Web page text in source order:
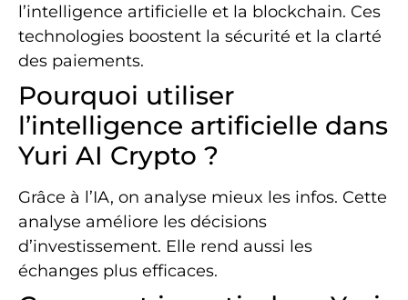
l’intelligence artificielle et la blockchain. Ces
technologies boostent la sécurité et la clarté
des paiements.
Pourquoi utiliser
l’intelligence artificielle dans
Yuri AI Crypto ?
Grâce à l’IA, on analyse mieux les infos. Cette
analyse améliore les décisions
d’investissement. Elle rend aussi les
échanges plus efficaces.